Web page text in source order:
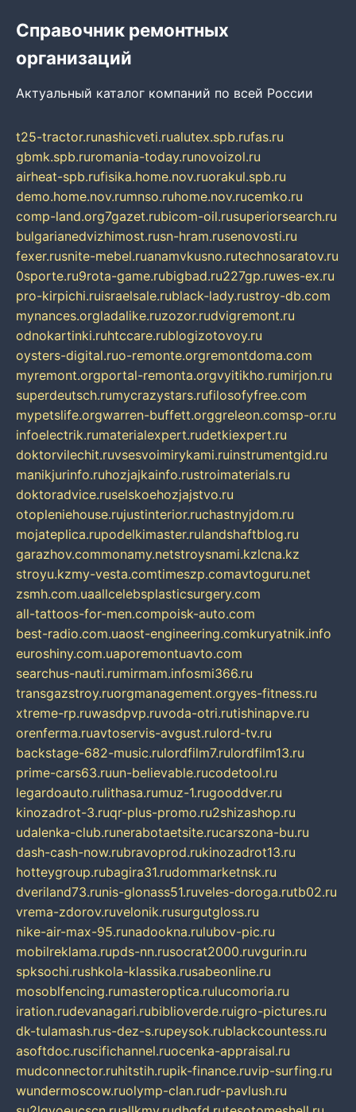
Справочник ремонтных
организаций
Актуальный каталог компаний по всей России
t25-tractor.runashicveti.rualutex.spb.rufas.ru
gbmk.spb.ruromania-today.runovoizol.ru
airheat-spb.rufisika.home.nov.ruorakul.spb.ru
demo.home.nov.rumnso.ruhome.nov.rucemko.ru
comp-land.org7gazet.rubicom-oil.rusuperiorsearch.ru
bulgarianedvizhimost.rusn-hram.rusenovosti.ru
fexer.rusnite-mebel.ruanamvkusno.rutechnosaratov.ru
0sporte.ru9rota-game.rubigbad.ru227gp.ruwes-ex.ru
pro-kirpichi.ruisraelsale.rublack-lady.rustroy-db.com
mynances.orgladalike.ruzozor.rudvigremont.ru
odnokartinki.ruhtccare.rublogizotovoy.ru
oysters-digital.ruo-remonte.orgremontdoma.com
myremont.orgportal-remonta.orgvyitikho.rumirjon.ru
superdeutsch.rumycrazystars.rufilosofyfree.com
mypetslife.orgwarren-buffett.orggreleon.comsp-or.ru
infoelectrik.rumaterialexpert.rudetkiexpert.ru
doktorvilechit.ruvsesvoimirykami.ruinstrumentgid.ru
manikjurinfo.ruhozjajkainfo.rustroimaterials.ru
doktoradvice.ruselskoehozjajstvo.ru
otopleniehouse.rujustinterior.ruchastnyjdom.ru
mojateplica.rupodelkimaster.rulandshaftblog.ru
garazhov.commonamy.netstroysnami.kzlcna.kz
stroyu.kzmy-vesta.comtimeszp.comavtoguru.net
zsmh.com.uaallcelebsplasticsurgery.com
all-tattoos-for-men.compoisk-auto.com
best-radio.com.uaost-engineering.comkuryatnik.info
euroshiny.com.uaporemontuavto.com
searchus-nauti.rumirmam.infosmi366.ru
transgazstroy.ruorgmanagement.orgyes-fitness.ru
xtreme-rp.ruwasdpvp.ruvoda-otri.rutishinapve.ru
orenferma.ruavtoservis-avgust.rulord-tv.ru
backstage-682-music.rulordfilm7.rulordfilm13.ru
prime-cars63.ruun-believable.rucodetool.ru
legardoauto.rulithasa.rumuz-1.rugooddver.ru
kinozadrot-3.ruqr-plus-promo.ru2shizashop.ru
udalenka-club.runerabotaetsite.rucarszona-bu.ru
dash-cash-now.rubravoprod.rukinozadrot13.ru
hotteygroup.rubagira31.rudommarketnsk.ru
dveriland73.runis-glonass51.ruveles-doroga.rutb02.ru
vrema-zdorov.ruvelonik.rusurgutgloss.ru
nike-air-max-95.runadookna.rulubov-pic.ru
mobilreklama.rupds-nn.rusocrat2000.ruvgurin.ru
spksochi.rushkola-klassika.rusabeonline.ru
mosoblfencing.rumasteroptica.rulucomoria.ru
iration.rudevanagari.rubiblioverde.ruigro-pictures.ru
dk-tulamash.rus-dez-s.rupeysok.rublackcountess.ru
asoftdoc.ruscifichannel.ruocenka-appraisal.ru
mudconnector.ruhitstih.rupik-finance.ruvip-surfing.ru
wundermoscow.ruolymp-clan.rudr-pavlush.ru